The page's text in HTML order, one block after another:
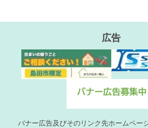
広告
バナー広告及びそのリンク先ホームペー